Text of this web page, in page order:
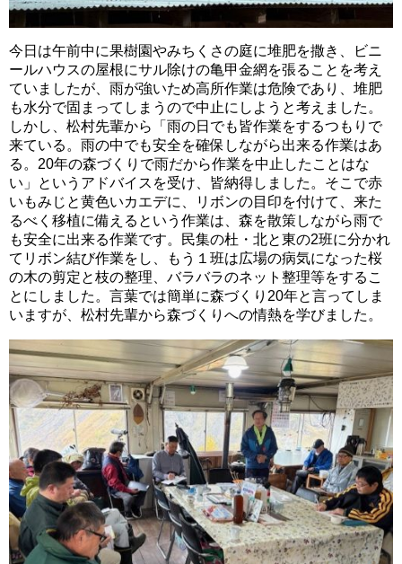
今日は午前中に果樹園やみちくさの庭に堆肥を撒き、ビニ
ールハウスの屋根にサル除けの亀甲金網を張ることを考え
ていましたが、雨が強いため高所作業は危険であり、堆肥
も水分で固まってしまうので中止にしようと考えました。
しかし、松村先輩から「雨の日でも皆作業をするつもりで
来ている。雨の中でも安全を確保しながら出来る作業はあ
る。20年の森づくりで雨だから作業を中止したことはな
い」というアドバイスを受け、皆納得しました。そこで赤
いもみじと黄色いカエデに、リボンの目印を付けて、来た
るべく移植に備えるという作業は、森を散策しながら雨で
も安全に出来る作業です。民集の杜・北と東の2班に分かれ
てリボン結び作業をし、もう１班は広場の病気になった桜
の木の剪定と枝の整理、バラバラのネット整理等をするこ
とにしました。言葉では簡単に森づくり20年と言ってしま
いますが、松村先輩から森づくりへの情熱を学びました。